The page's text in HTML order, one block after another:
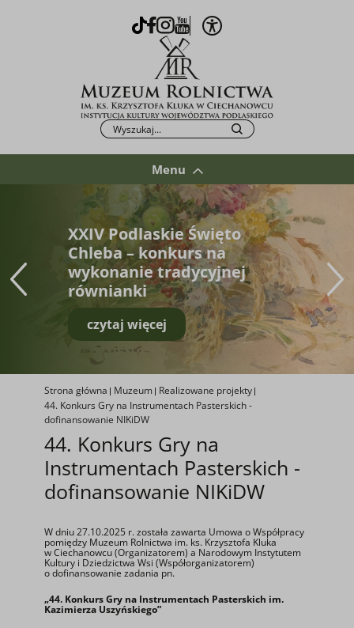
TikTok
Facebook
Instagram
YoutubeOtwórz opcje WCAG
Po kliknięciu przycisku fraza zostanie
Szukaj
Menu
XXIV Podlaskie Święto
Chleba – konkurs na
wykonanie tradycyjnej
równianki
czytaj więcej
Strona główna Muzeum Realizowane projekty
44. Konkurs Gry na Instrumentach Pasterskich -
dofinansowanie NIKiDW
44. Konkurs Gry na
Instrumentach Pasterskich -
dofinansowanie NIKiDW
W dniu 27.10.2025 r. została zawarta Umowa o Współpracy
pomiędzy Muzeum Rolnictwa im. ks. Krzysztofa Kluka
w Ciechanowcu (Organizatorem) a Narodowym Instytutem
Kultury i Dziedzictwa Wsi (Współorganizatorem)
o dofinansowanie zadania pn.
„44. Konkurs Gry na Instrumentach Pasterskich im.
Kazimierza Uszyńskiego”